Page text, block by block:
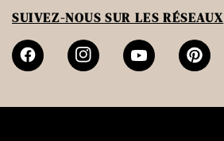
SUIVEZ-NOUS SUR LES RÉSEAUX